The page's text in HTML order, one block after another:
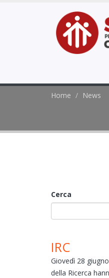
Home News
Cerca
IRC
Giovedì 28
della Ricerca